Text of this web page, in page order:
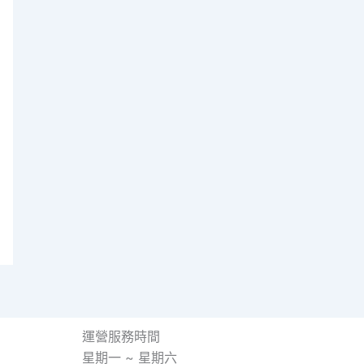
運營服務時間
星期一 ~ 星期六